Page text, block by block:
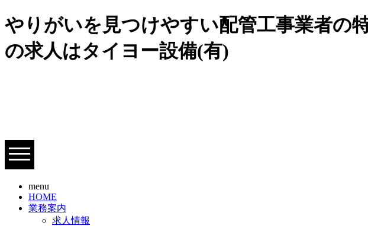
やりがいを見つけやすい配管工事業者の
の求人はタイヨー設備(有)
menu
HOME
業務案内
求人情報